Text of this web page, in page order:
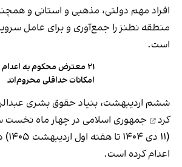
افراد مهم دولتی، مذهبی و استانی و
منطقه نطنز را جمع‌آوری و برای عامل
است.
۲۱ معترض محکوم به اعدام
امکانات حداقلی محروم‌اند
ششم اردیبهشت، بنیاد حقوق بشری
کرد
جمهوری اسلامی در چهار ماه نخست
اعدام کرده است.